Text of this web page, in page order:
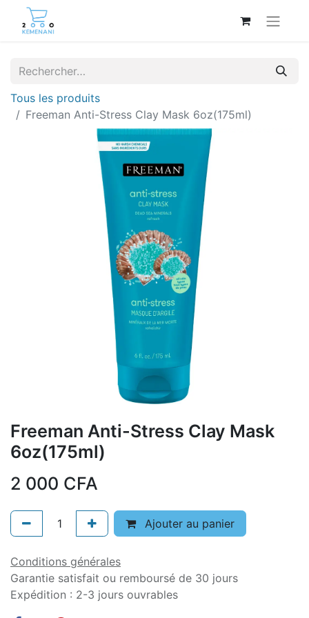
Tous les produits
Freeman Anti-Stress Clay Mask 6oz(175ml)
Freeman Anti-Stress Clay Mask
6oz(175ml)
2 000 CFA
Ajouter au panier
Conditions générales
Garantie satisfait ou remboursé de 30 jours
Expédition : 2-3 jours ouvrables